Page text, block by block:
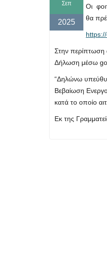
Σεπ
2025
Οι
θα
Στην περίπτωση
Δήλωση μέσω
“Δηλώνω
Βεβαίωση
κατά το οποίο
Εκ της